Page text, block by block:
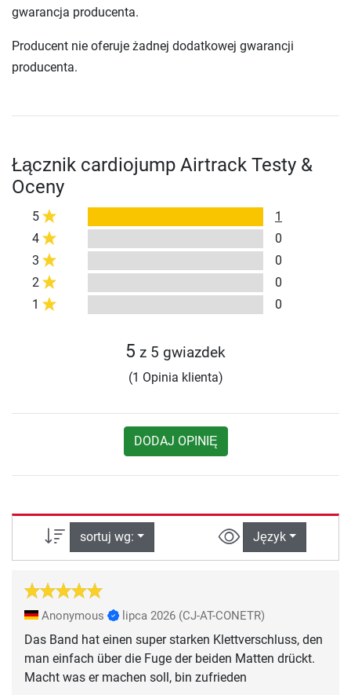
gwarancja producenta.
Producent nie oferuje żadnej dodatkowej gwarancji
producenta.
Łącznik cardiojump Airtrack Testy &
Oceny
5
1
4
0
3
0
2
0
1
0
5 z 5 gwiazdek
(1 Opinia klienta)
DODAJ OPINIĘ
sortuj wg: Język
Anonymous lipca 2026 (CJ-AT-CONETR)
Das Band hat einen super starken Klettverschluss, den
man einfach über die Fuge der beiden Matten drückt.
Macht was er machen soll, bin zufrieden